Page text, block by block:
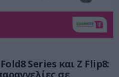
Series και Ζ Flip8: